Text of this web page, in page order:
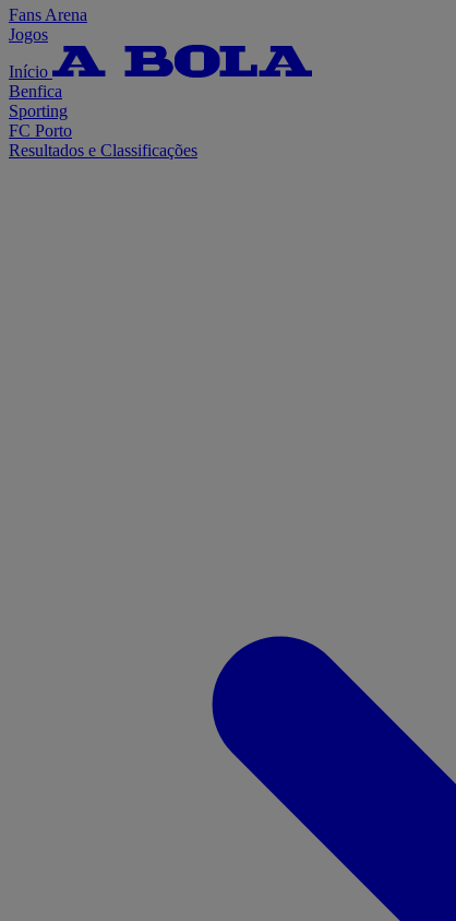
Fans Arena
Jogos
Início
Benfica
Sporting
FC Porto
Resultados e Classificações